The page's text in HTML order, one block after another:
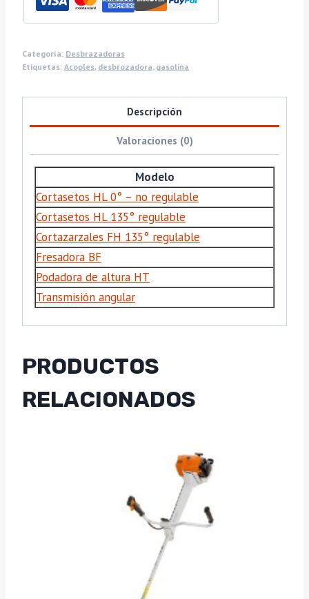
Categoría: Desbrazadoras
Etiquetas: Acoples, desbrozadora, gasolina
Descripción
Valoraciones (0)
Modelo
Cortasetos HL 0° – no regulable
Cortasetos HL 135° regulable
Cortazarzales FH 135° regulable
Fresadora BF
Podadora de altura HT
Transmisión angular
PRODUCTOS
RELACIONADOS